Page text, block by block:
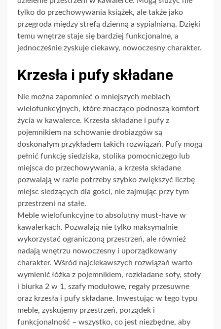
tylko do przechowywania książek, ale także jako
przegroda między strefą dzienną a sypialnianą. Dzięki
temu wnętrze staje się bardziej funkcjonalne, a
jednocześnie zyskuje ciekawy, nowoczesny charakter.
Krzesła i pufy składane
Nie można zapomnieć o mniejszych meblach
wielofunkcyjnych, które znacząco podnoszą komfort
życia w kawalerce. Krzesła składane i pufy z
pojemnikiem na schowanie drobiazgów są
doskonałym przykładem takich rozwiązań. Pufy mogą
pełnić funkcję siedziska, stolika pomocniczego lub
miejsca do przechowywania, a krzesła składane
pozwalają w razie potrzeby szybko zwiększyć liczbę
miejsc siedzących dla gości, nie zajmując przy tym
przestrzeni na stałe.
Meble wielofunkcyjne to absolutny must-have w
kawalerkach. Pozwalają nie tylko maksymalnie
wykorzystać ograniczoną przestrzeń, ale również
nadają wnętrzu nowoczesny i uporządkowany
charakter. Wśród najciekawszych rozwiązań warto
wymienić łóżka z pojemnikiem, rozkładane sofy, stoły
i biurka 2 w 1, szafy modułowe, regały przesuwne
oraz krzesła i pufy składane. Inwestując w tego typu
meble, zyskujemy przestrzeń, porządek i
funkcjonalność – wszystko, co jest niezbędne, aby